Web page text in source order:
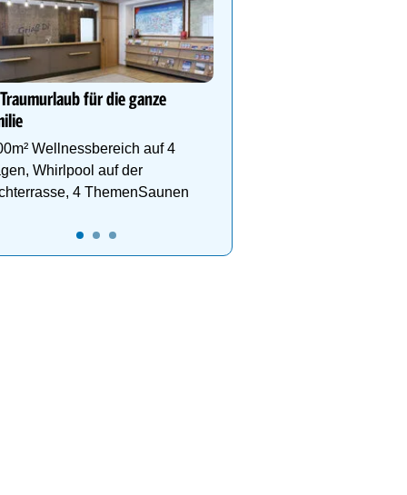
Traumurlaub für die ganze
Wellnessbereich auf 4
Whirlpool auf der
4 ThemenSaunen